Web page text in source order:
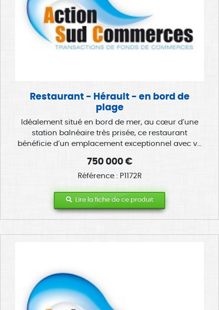
Restaurant - Hérault - en bord de
plage
Idéalement situé en bord de mer, au cœur d’une
station balnéaire très prisée, ce restaurant
bénéficie d’un emplacement exceptionnel avec v...
750 000 €
Référence : P1172R
Lire la fiche de ce produit